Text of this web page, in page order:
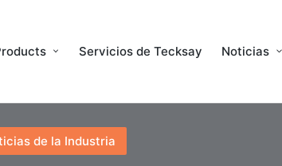
Servicios de Tecksay Noticias
de la Industria